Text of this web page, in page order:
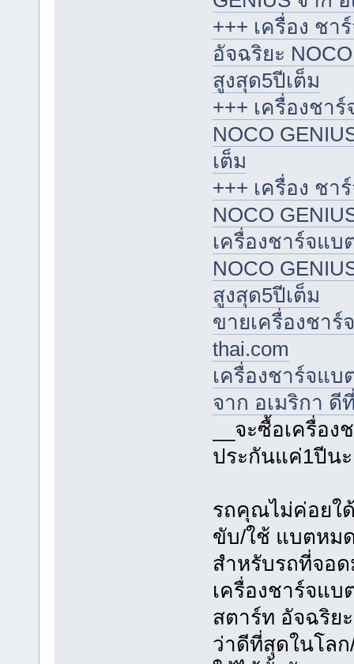
+++ เครื่อง ชา
อัจฉริยะ
สูงสุด5ปีเต็ม
+++ เครื่องชา
NOCO
เต็ม
+++ เครื่อง ช
NOCO
เครื่องชาร์จแ
NOCO
สูงสุด5ปีเต็ม
ขายเครื่องชา
thai.com
เครื่องชาร์จแบ
จาก อเมริกา
__จะซื้อเครื่อ
ประกันแค่1ปีน
รถคุณไม่ค่อยใ
ขับ/ใช้ แบตหม
สำหรับรถที่จอ
เครื่องชาร์จแ
สตาร์ท อัจฉริย
ว่าดีที่สุดในโล